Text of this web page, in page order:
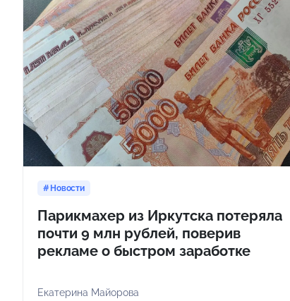
Новости
Парикмахер из Иркутска потеряла
почти 9 млн рублей, поверив
рекламе о быстром заработке
Екатерина Майорова